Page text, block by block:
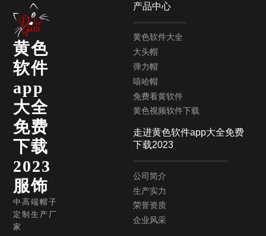
黄色
软件
app
大全
免费
下载
2023
服饰
中高端帽子
定制生产厂
家
产品中心
黄色软件大全
大头帽
弹力帽
嘻哈帽
免费看黄软件
黄色视频软件下载
走进黄色软件app大全免费
下载2023
公司简介
生产实力
荣誉资质
企业风采